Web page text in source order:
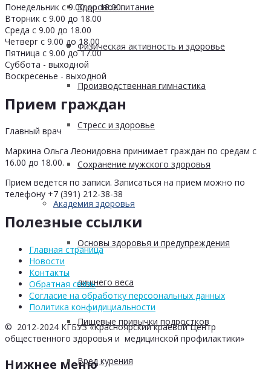
Здоровое питание
Физическая активность и здоровье
Производственная гимнастика
Стресс и здоровье
Сохранение мужского здоровья
Академия здоровья
Основы здоровья и предупреждения
лишнего веса
Пищевые привычки подростков
Вред курения
Понедельник с 9.00 до 18.00
Вторник с 9.00 до 18.00
Среда с 9.00 до 18.00
Четверг с 9.00 до 18.00
Пятница с 9.00 до 17.00
Суббота - выходной
Воскресенье - выходной
Прием граждан
Главный врач
Маркина Ольга Леонидовна принимает граждан по средам с
16.00 до 18.00.
Прием ведется по записи. Записаться на прием можно по
телефону +7 (391) 212-38-38
Полезные ссылки
Главная страница
Новости
Контакты
Обратная связь
Согласие на обработку персоональных данных
Политика конфидициальности
© 2012-2024 КГБУЗ «Красноярский краевой Центр
общественного здоровья и медицинской профилактики»
Нижнее меню